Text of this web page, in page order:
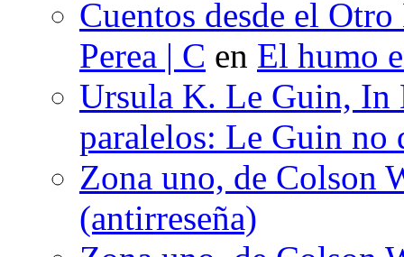
Cuentos desde el
Perea | C en El humo
Ursula K. Le Guin, In
paralelos: Le Guin no
Zona uno, de Colson
(antirreseña)